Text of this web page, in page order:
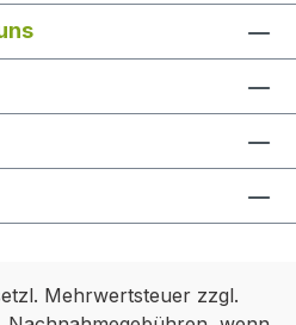
Mehrwertsteuer zzgl.